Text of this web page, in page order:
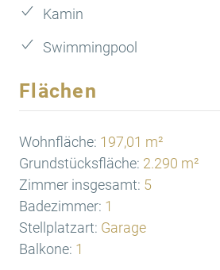
Kamin
Swimmingpool
Flächen
Wohnfläche: 197,01 m²
Grundstücksfläche: 2.290 m²
Zimmer insgesamt: 5
Badezimmer: 1
Stellplatzart: Garage
Balkone: 1